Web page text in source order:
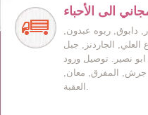
الى الأحباء
دابوق, ربوه عبدون,
العلي, الجاردنز, جبل
نصير. توصيل ورود
جرش, المفرق, معان,